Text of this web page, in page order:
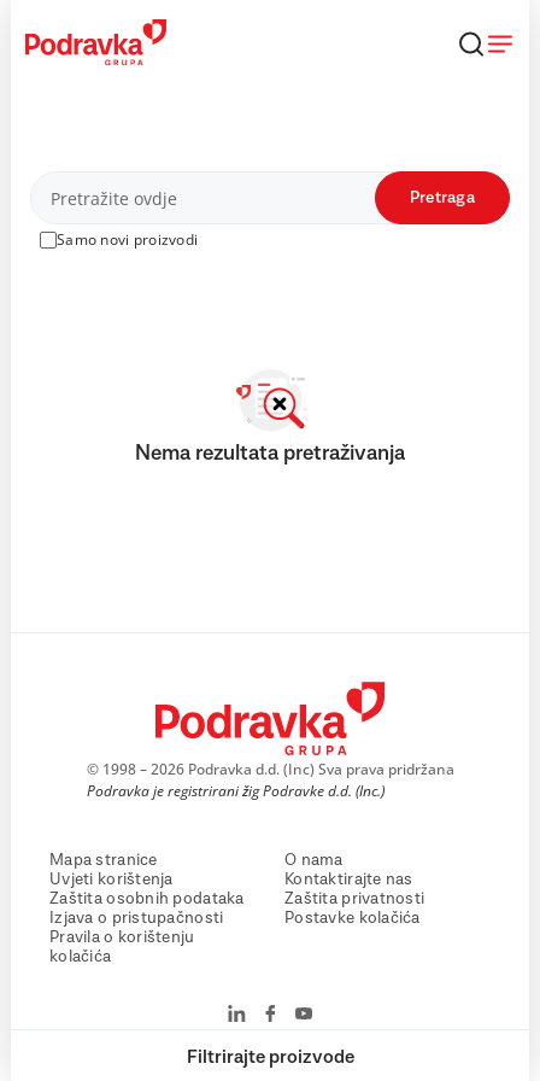
content
Proizvodi
Samo novi proizvodi
Pretraga
Filtrirajte proizvode
Nema rezultata pretraživanja
© 1998 – 2026 Podravka d.d. (Inc) Sva prava pridržana
Podravka je registrirani žig Podravke d.d. (Inc.)
Mapa stranice
Uvjeti korištenja
Zaštita osobnih podataka
Izjava o pristupačnosti
Pravila o korištenju
kolačića
O nama
Kontaktirajte nas
Zaštita privatnosti
Postavke kolačića